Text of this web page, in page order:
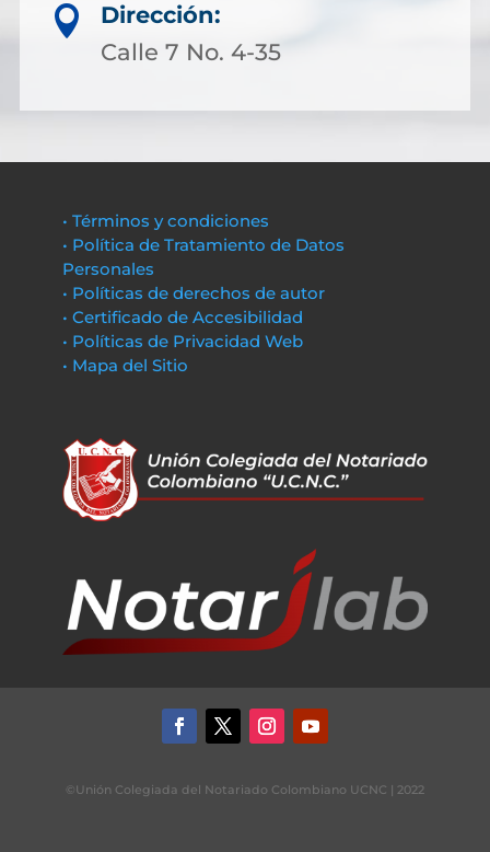

Dirección:
Calle 7 No. 4-35
• Términos y condiciones
• Política de Tratamiento de Datos
Personales
• Políticas de derechos de autor
• Certificado de Accesibilidad
• Políticas de Privacidad Web
• Mapa del Sitio
©Unión Colegiada del Notariado Colombiano UCNC | 2022